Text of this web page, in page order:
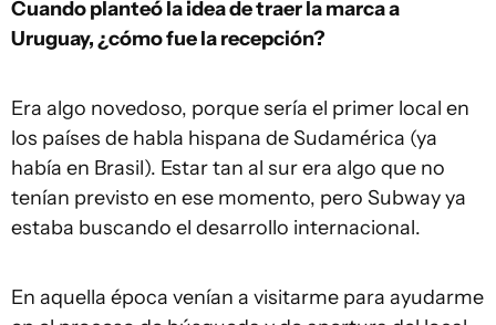
Cuando planteó la idea de traer la marca a
Uruguay, ¿cómo fue la recepción?
Era algo novedoso, porque sería el primer local en
los países de habla hispana de Sudamérica (ya
había en Brasil). Estar tan al sur era algo que no
tenían previsto en ese momento, pero Subway ya
estaba buscando el desarrollo internacional.
En aquella época venían a visitarme para ayudarme